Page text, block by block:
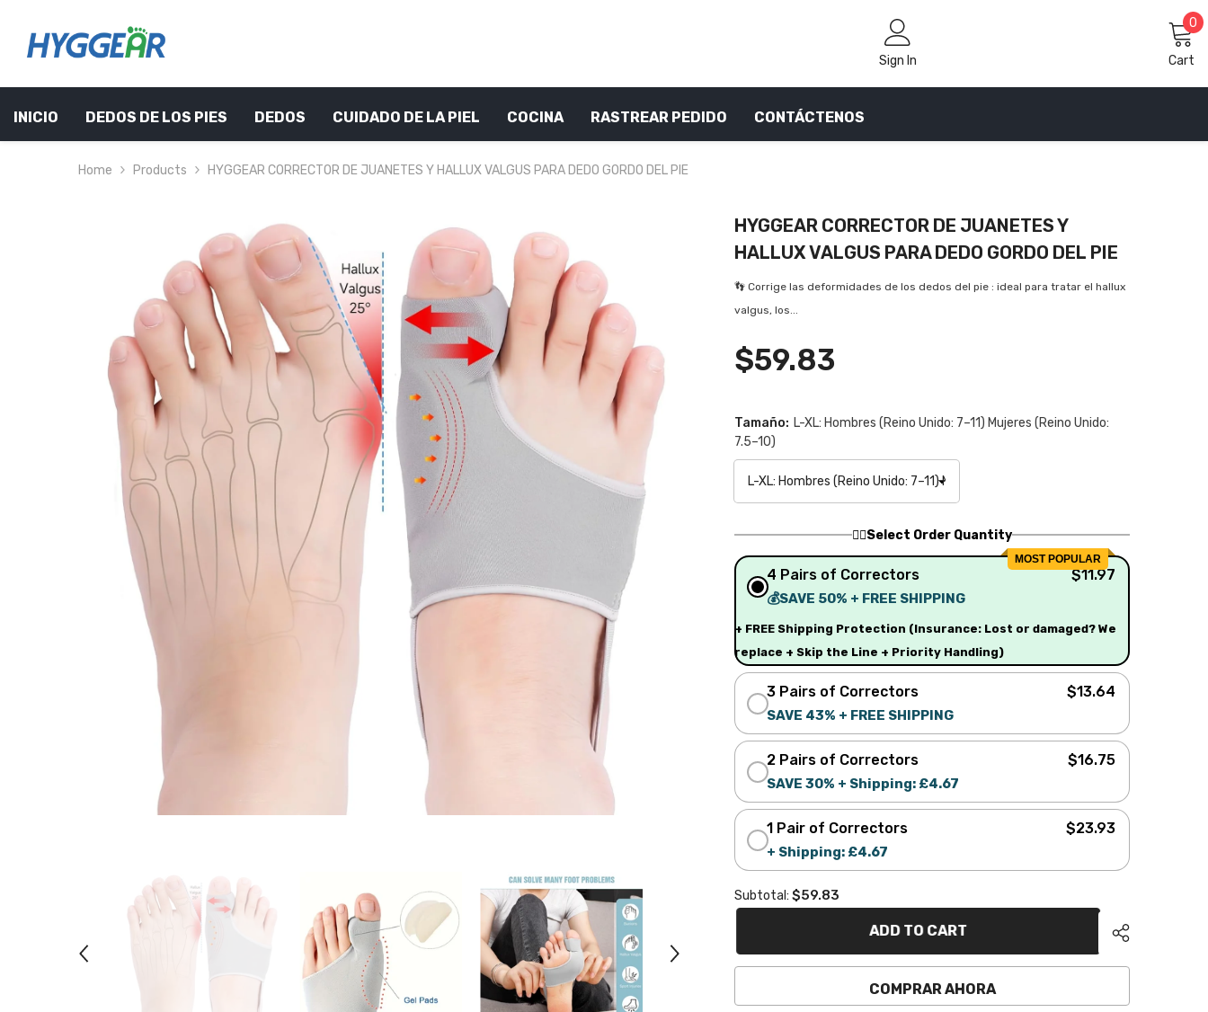
Sign In Cart
0 0
INICIO DEDOS DE LOS PIES DEDOS CUIDADO DE LA PIEL COCINA RASTREAR PEDIDO CONTÁCTENOS
Home Products HYGGEAR CORRECTOR DE JUANETES Y HALLUX VALGUS PARA DEDO GORDO DEL PIE
HYGGEAR CORRECTOR DE JUANETES Y
HALLUX VALGUS PARA DEDO GORDO DEL PIE
👣 Corrige las deformidades de los dedos del pie : ideal para tratar el hallux
valgus, los...
$59.83
Tamaño: L-XL: Hombres (Reino Unido: 7–11) Mujeres (Reino Unido:
7.5–10)
🚶‍♂️Select Order Quantity
MOST POPULAR
4 Pairs of Correctors
💰SAVE 50% + FREE SHIPPING
$11.97
+ FREE Shipping Protection (Insurance: Lost or damaged? We
replace + Skip the Line + Priority Handling)
3 Pairs of Correctors
SAVE 43% + FREE SHIPPING
$13.64
2 Pairs of Correctors
SAVE 30% + Shipping: £4.67
$16.75
1 Pair of Correctors
+ Shipping: £4.67
$23.93
Subtotal:$59.83
ADD TO CART
COMPRAR AHORA